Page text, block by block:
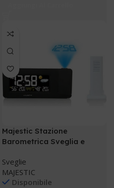
Majestic Stazione
Barometrica Sveglia e
Sveglie
MAJESTIC
Disponibile